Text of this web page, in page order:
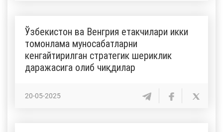
Ўзбекистон ва Венгрия етакчилари икки
томонлама муносабатларни
кенгайтирилган стратегик шериклик
даражасига олиб чиқдилар
20-05-2025